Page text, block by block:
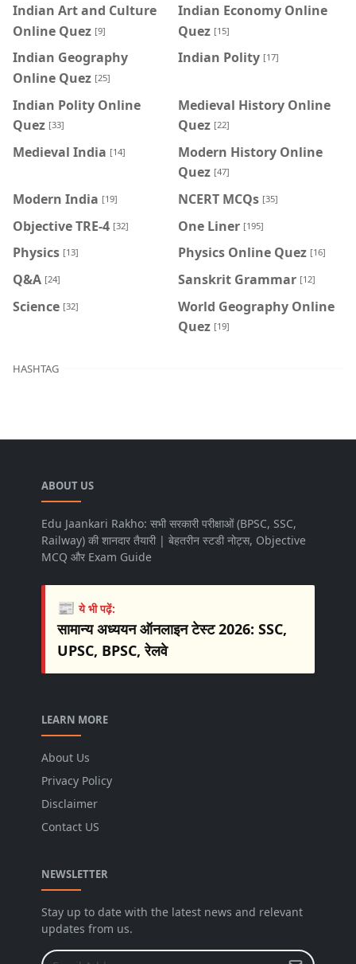
Indian Art and Culture
Online Quez [9]
Indian Economy Online
Quez [15]
Indian Geography
Online Quez [25]
Indian Polity [17]
Indian Polity Online
Quez [33]
Medieval History Online
Quez [22]
Medieval India [14]
Modern History Online
Quez [47]
Modern India [19] NCERT MCQs [35]
Objective TRE-4 [32] One Liner [195]
Physics [13] Physics Online Quez [16]
Q&A [24] Sanskrit Grammar [12]
Science [32]
World Geography Online
Quez [19]
HASHTAG
ABOUT US
Edu Jaankari Rakho: सभी सरकारी परीक्षाओं (BPSC, SSC,
Railway) की शानदार तैयारी | बेहतरीन स्टडी नोट्स, Objective
MCQ और Exam Guide
📰ये भी पढ़ें:
सामान्य अध्ययन ऑनलाइन टेस्ट 2026: SSC,
UPSC, BPSC, रेलवे
LEARN MORE
About Us
Privacy Policy
Disclaimer
Contact US
NEWSLETTER
Stay up to date with the latest news and relevant
updates from us.